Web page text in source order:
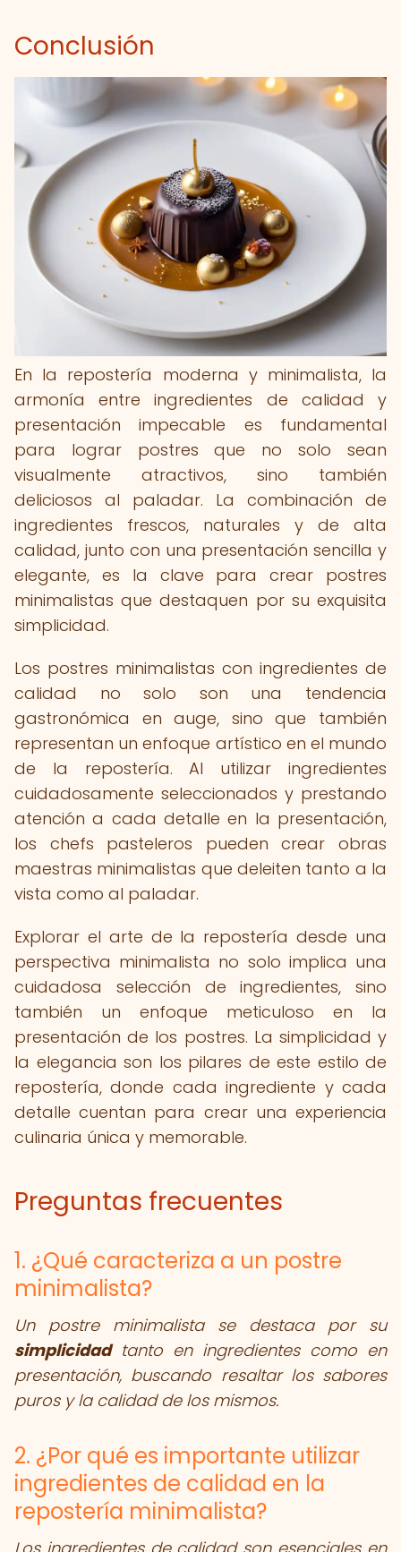
Conclusión
En la repostería moderna y minimalista, la
armonía entre ingredientes de calidad y
presentación impecable es fundamental
para lograr postres que no solo sean
visualmente atractivos, sino también
deliciosos al paladar. La combinación de
ingredientes frescos, naturales y de alta
calidad, junto con una presentación sencilla y
elegante, es la clave para crear postres
minimalistas que destaquen por su exquisita
simplicidad.
Los postres minimalistas con ingredientes de
calidad no solo son una tendencia
gastronómica en auge, sino que también
representan un enfoque artístico en el mundo
de la repostería. Al utilizar ingredientes
cuidadosamente seleccionados y prestando
atención a cada detalle en la presentación,
los chefs pasteleros pueden crear obras
maestras minimalistas que deleiten tanto a la
vista como al paladar.
Explorar el arte de la repostería desde una
perspectiva minimalista no solo implica una
cuidadosa selección de ingredientes, sino
también un enfoque meticuloso en la
presentación de los postres. La simplicidad y
la elegancia son los pilares de este estilo de
repostería, donde cada ingrediente y cada
detalle cuentan para crear una experiencia
culinaria única y memorable.
Preguntas frecuentes
1. ¿Qué caracteriza a un postre
minimalista?
Un postre minimalista se destaca por su
simplicidadtanto en ingredientes como en
presentación, buscando resaltar los sabores
puros y la calidad de los mismos.
2. ¿Por qué es importante utilizar
ingredientes de calidad en la
repostería minimalista?